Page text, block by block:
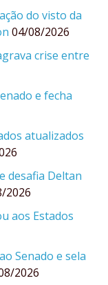
do visto da
04/08/2026
crise entre
e fecha
atualizados
desafia Deltan
2026
aos Estados
Senado e sela
2026